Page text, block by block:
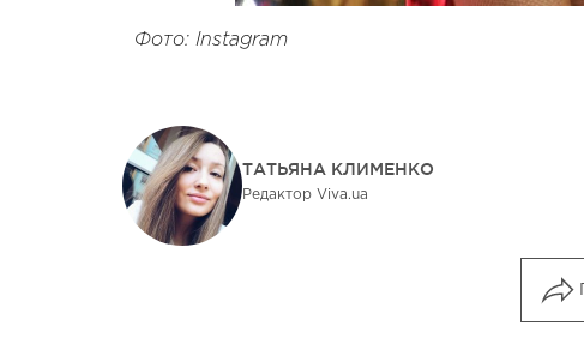
Фото: Instagram
ТАТЬЯНА КЛИМЕНКО
Редактор Viva.ua